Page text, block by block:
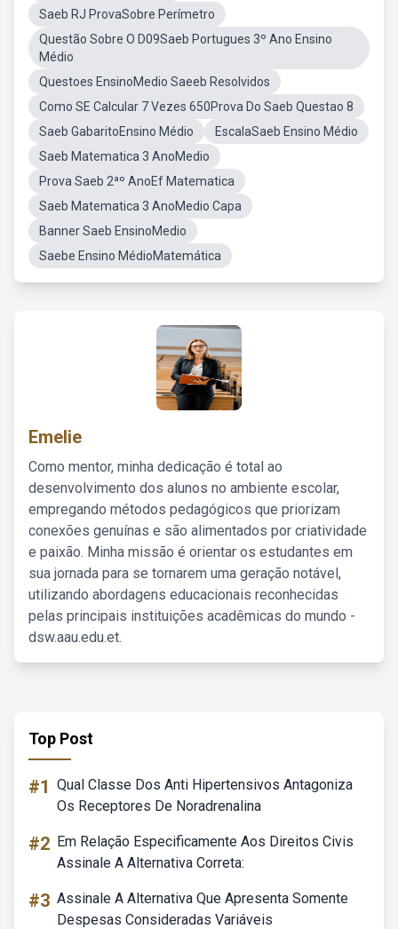
Saeb RJ ProvaSobre Perímetro
Questão Sobre O D09Saeb Portugues 3º Ano Ensino
Médio
Questoes EnsinoMedio Saeeb Resolvidos
Como SE Calcular 7 Vezes 650Prova Do Saeb Questao 8
Saeb GabaritoEnsino Médio
EscalaSaeb Ensino Médio
Saeb Matematica 3 AnoMedio
Prova Saeb 2ªº AnoEf Matematica
Saeb Matematica 3 AnoMedio Capa
Banner Saeb EnsinoMedio
Saebe Ensino MédioMatemática
Emelie
Como mentor, minha dedicação é total ao
desenvolvimento dos alunos no ambiente escolar,
empregando métodos pedagógicos que priorizam
conexões genuínas e são alimentados por criatividade
e paixão. Minha missão é orientar os estudantes em
sua jornada para se tornarem uma geração notável,
utilizando abordagens educacionais reconhecidas
pelas principais instituições acadêmicas do mundo -
dsw.aau.edu.et.
Top Post
#1 Qual Classe Dos Anti Hipertensivos Antagoniza
Os Receptores De Noradrenalina
#2 Em Relação Especificamente Aos Direitos Civis
Assinale A Alternativa Correta:
#3 Assinale A Alternativa Que Apresenta Somente
Despesas Consideradas Variáveis